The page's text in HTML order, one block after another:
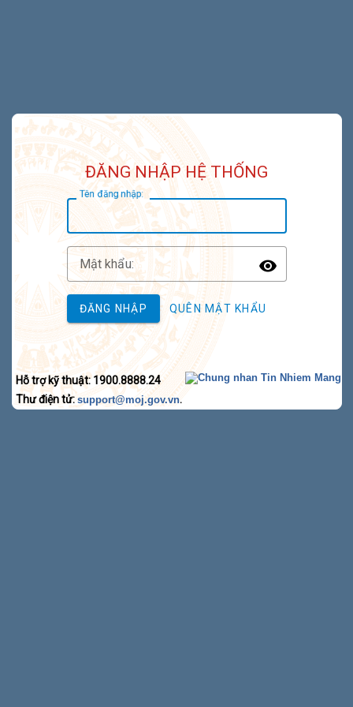
ĐĂNG NHẬP HỆ THỐNG
Tên đăng nhập:
Mật khẩu:
Toggle
ĐĂNG NHẬP QUÊN MẬT KHẨU
Hỗ trợ kỹ thuật: 1900.8888.24
Thư điện tử: support@moj.gov.vn.